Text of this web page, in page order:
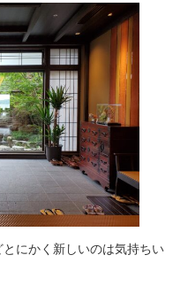
とにかく新しいのは気持ちい